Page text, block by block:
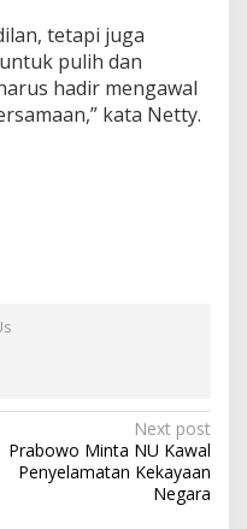
tetapi juga
pulih dan
hadir mengawal
kata Netty.
Next post
Prabowo Minta NU Kawal
Penyelamatan Kekayaan
Negara